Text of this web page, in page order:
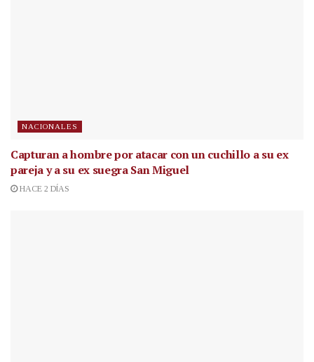
NACIONALES
Capturan a hombre por atacar con un cuchillo a su ex
pareja y a su ex suegra San Miguel
HACE 2 DÍAS